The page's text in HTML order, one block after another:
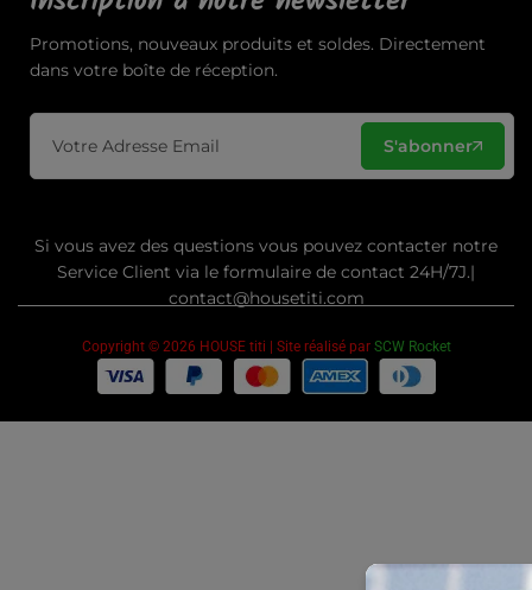
Promotions, nouveaux produits et soldes. Directement
dans votre boîte de réception.
S'abonner
Si vous avez des questions vous pouvez contacter notre
Service Client via le formulaire de contact 24H/7J.|
contact@housetiti.com
Copyright © 2026 HOUSE titi | Site réalisé par SCW Rocket